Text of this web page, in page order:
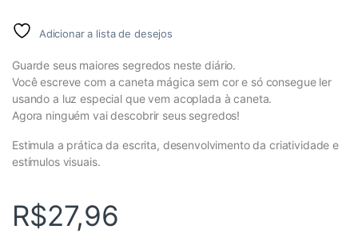
Adicionar a lista de desejos
Guarde seus maiores segredos neste diário.
Você escreve com a caneta mágica sem cor e só consegue ler
usando a luz especial que vem acoplada à caneta.
Agora ninguém vai descobrir seus segredos!
Estimula a prática da escrita, desenvolvimento da criatividade e
estímulos visuais.
R$27,96